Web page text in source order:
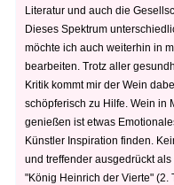
Literatur und auch die
Dieses Spektrum
möchte ich auch weiterhin in
bearbeiten. Trotz aller
Kritik kommt mir der Wein
schöpferisch zu Hilfe. Wein in
genießen ist etwas
Künstler Inspiration finden.
und treffender ausgedrückt
"König Heinrich der Vierte" (2.